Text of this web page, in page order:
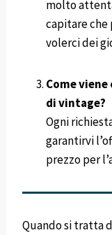
molto
capitare
volerci dei
Come
di vintage?
Ogni
garantirvi
prezzo per
Quando si tratta